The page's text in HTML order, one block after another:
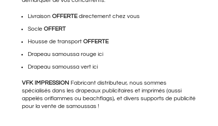
ÉTAIT :
139,00€.99,00€.
Livraison OFFERTEdirectement chez vous
Socle OFFERT
Housse de transport OFFERTE
Drapeau samoussa rougeici
Drapeau samoussa vertici
VFK IMPRESSION Fabricant distributeur, nous sommes
spécialisés dans les drapeaux publicitaires et imprimés (aussi
appelés oriflammes ou beachflags), et divers supports de publicité
pour la vente de samoussas !